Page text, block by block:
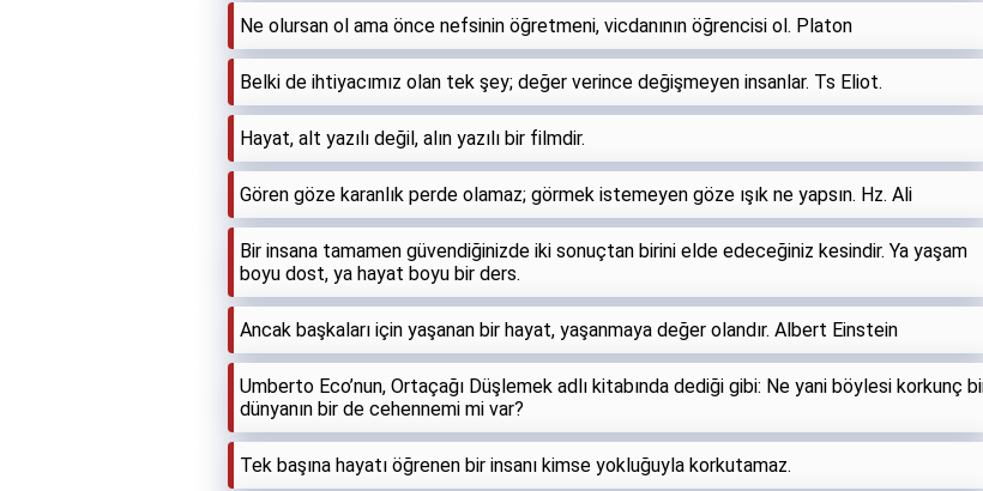
Ne olursan ol ama önce nefsinin öğretmeni, vicdanının öğrencisi ol. Platon
Belki de ihtiyacımız olan tek şey; değer verince değişmeyen insanlar. Ts Eliot.
Hayat, alt yazılı değil, alın yazılı bir filmdir.
Gören göze karanlık perde olamaz; görmek istemeyen göze ışık ne yapsın. Hz. Ali
Bir insana tamamen güvendiğinizde iki sonuçtan birini elde edeceğiniz kesindir. Ya yaşam
boyu dost, ya hayat boyu bir ders.
Ancak başkaları için yaşanan bir hayat, yaşanmaya değer olandır. Albert Einstein
Umberto Eco’nun, Ortaçağı Düşlemek adlı kitabında dediği gibi: Ne yani böylesi korkunç
dünyanın bir de cehennemi mi var?
Tek başına hayatı öğrenen bir insanı kimse yokluğuyla korkutamaz.